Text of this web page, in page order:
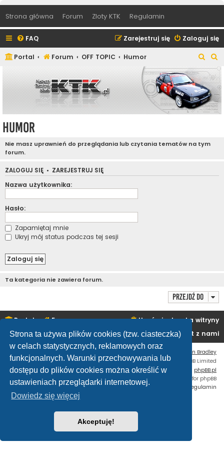
Strona ta używa plików cookies (tzw. ciasteczka)
w celach statystycznych, reklamowych oraz
funkcjonalnych. Warunki przechowywania lub
dostępu do plików cookies można określić w
ustawieniach przeglądarki internetowej.
Dowiedz się więcej
Akceptuję!
Strona główna Forum Zloty KTK Regulamin
FAQ Zaloguj się
Zarejestruj się
Portal Forum OFF TOPIC Humor
z
u
k
z
u
k
a
Humor
Nie masz uprawnień do przeglądania lub czytania tematów na tym
forum.
ZALOGUJ SIĘ • ZAREJESTRUJ SIĘ
Nazwa użytkownika:
Hasło:
Zapamiętaj mnie
Ukryj mój status podczas tej sesji
Ta kategoria nie zawiera forum.
Przejdź do
Portal Forum
Usuń ciasteczka witryny
Kontakt z nami
Ian Bradley
Technologię dostarczaphpBB® Forum Software © phpBB Limited
Polski pakiet językowy dostarcza phpBB.pl
Custom Code
extension for phpBB
Zasady ochrony danych osobowych
Regulamin